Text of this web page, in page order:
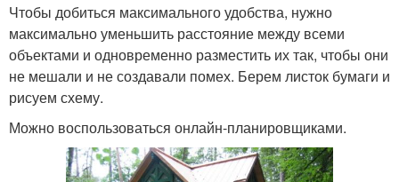
Чтобы добиться максимального удобства, нужно
максимально уменьшить расстояние между всеми
объектами и одновременно разместить их так, чтобы они
не мешали и не создавали помех. Берем листок бумаги и
рисуем схему.
Можно воспользоваться онлайн-планировщиками.